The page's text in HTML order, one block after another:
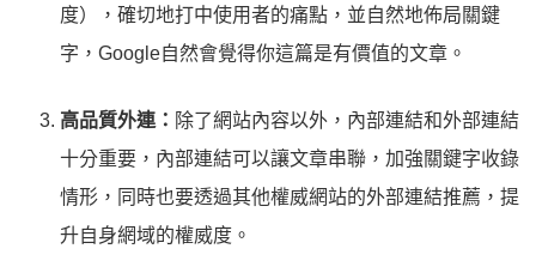
度），確切地打中使用者的痛點，並自然地佈局關鍵
字，Google自然會覺得你這篇是有價值的文章。
高品質外連： 除了網站內容以外，內部連結和外部連結
十分重要，內部連結可以讓文章串聯，加強關鍵字收錄
情形，同時也要透過其他權威網站的外部連結推薦，提
升自身網域的權威度。